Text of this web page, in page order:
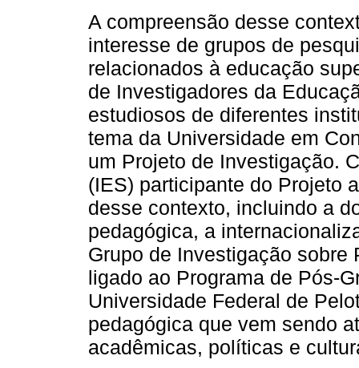
A compreensão desse
interesse de grupos de
relacionados à educação
de Investigadores da
estudiosos de diferentes
tema da Universidade em
um Projeto de Investigação.
(IES) participante do Projeto
desse contexto, incluindo a
pedagógica, a
Grupo de Investigação sobre
ligado ao Programa de Pós-
Universidade Federal de
pedagógica que vem sendo
acadêmicas, políticas e